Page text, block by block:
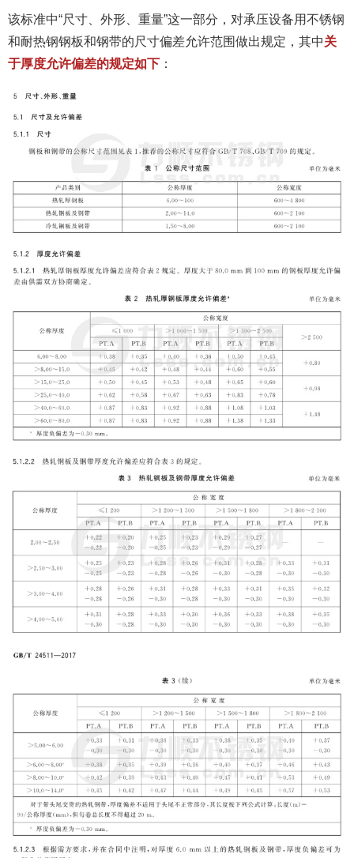
该标准中“尺寸、外形、重量”这一部分，对承压设备用不锈钢
和耐热钢钢板和钢带的尺寸偏差允许范围做出规定，其中关
于厚度允许偏差的规定如下 ：